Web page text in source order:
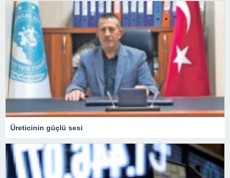
Üreticinin güçlü sesi